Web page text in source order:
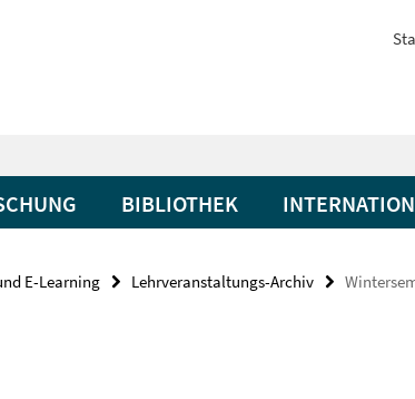
BIBLIOTHEK
E-Learning Lehrveranstaltungs-Archiv